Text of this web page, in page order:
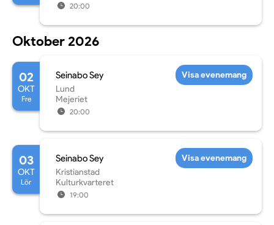
20:00
Oktober 2026
02
OKT
Fre
Seinabo Sey
Lund
Mejeriet
20:00
Visa evenemang
03
OKT
Lör
Seinabo Sey
Kristianstad
Kulturkvarteret
19:00
Visa evenemang